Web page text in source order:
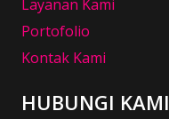
Layanan Kami
Portofolio
Kontak Kami
HUBUNGI KAMI